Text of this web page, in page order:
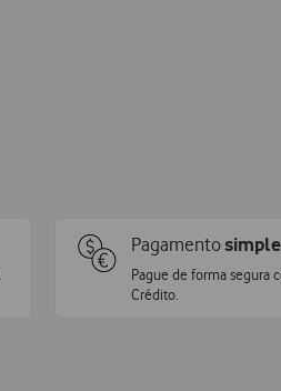
Pagamento
Pague de forma segura
Crédito.